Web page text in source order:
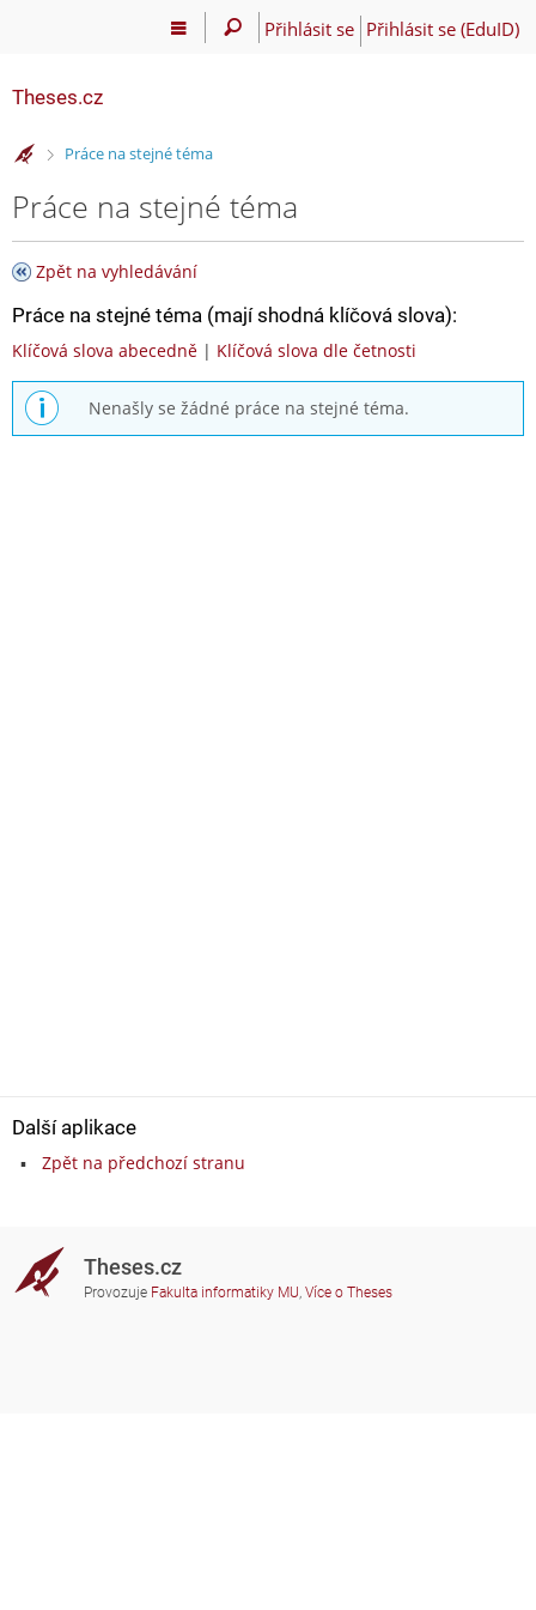
Přihlásit se Přihlásit se (EduID)
Theses.cz
>Práce na stejné téma
Práce na stejné téma
Zpět na vyhledávání
Práce na stejné téma (mají shodná klíčová slova):
Klíčová slova abecedně | Klíčová slova dle četnosti
Nenašly se žádné práce na stejné téma.
Další aplikace
Zpět na předchozí stranu
Theses.cz
Provozuje Fakulta informatiky MU, Více o Theses